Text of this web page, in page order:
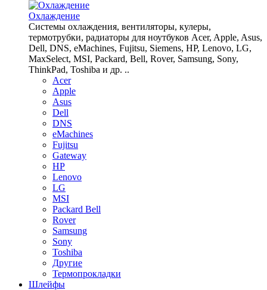
Охлаждение
Системы охлаждения, вентиляторы, кулеры,
термотрубки, радиаторы для ноутбуков Acer, Apple, Asus,
Dell, DNS, eMachines, Fujitsu, Siemens, HP, Lenovo, LG,
MaxSelect, MSI, Packard, Bell, Rover, Samsung, Sony,
ThinkPad, Toshiba и др. ..
Acer
Apple
Asus
Dell
DNS
eMachines
Fujitsu
Gateway
HP
Lenovo
LG
MSI
Packard Bell
Rover
Samsung
Sony
Toshiba
Другие
Термопрокладки
Шлейфы